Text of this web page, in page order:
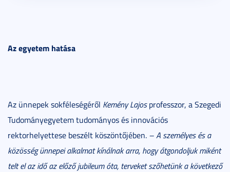
Az egyetem hatása
Az ünnepek sokféleségéről Kemény Lajosprofesszor, a Szegedi
Tudományegyetem tudományos és innovációs
rektorhelyettese beszélt köszöntőjében. – A személyes és a
közösség ünnepei alkalmat kínálnak arra, hogy átgondoljuk miként
telt el az idő az előző jubileum óta, terveket szőhetünk a következő